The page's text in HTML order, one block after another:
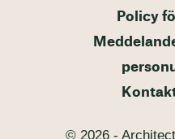
Policy
© 2026 -